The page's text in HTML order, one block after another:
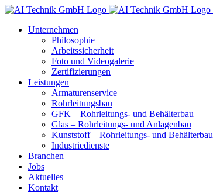
Zum
springen
Facebook
Instagram
LinkedIn
E-
Unternehmen
Philosophie
Arbeitssicherheit
Foto und Videogalerie
Zertifizierungen
Leistungen
Armaturenservice
Rohrleitungsbau
GFK – Rohrleitungs- und Behälterbau
Glas – Rohrleitungs- und Anlagenbau
Kunststoff – Rohrleitungs- und Behälterbau
Industriedienste
Branchen
Jobs
Aktuelles
Kontakt